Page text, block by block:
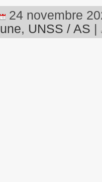
24 novembre
une, UNSS / AS |